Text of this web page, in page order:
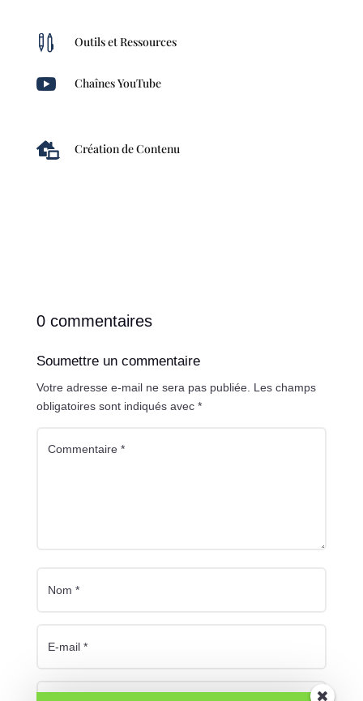
 Outils et Ressources
 Chaînes YouTube
 Création de Contenu
0 commentaires
Soumettre un commentaire
Votre adresse e-mail ne sera pas publiée. Les champs
obligatoires sont indiqués avec *